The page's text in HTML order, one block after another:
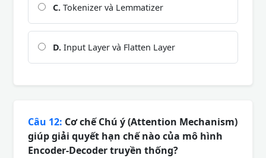
C. Tokenizer và Lemmatizer
D. Input Layer và Flatten Layer
Câu 12: Cơ chế Chú ý (Attention Mechanism)
giúp giải quyết hạn chế nào của mô hình
Encoder-Decoder truyền thống?